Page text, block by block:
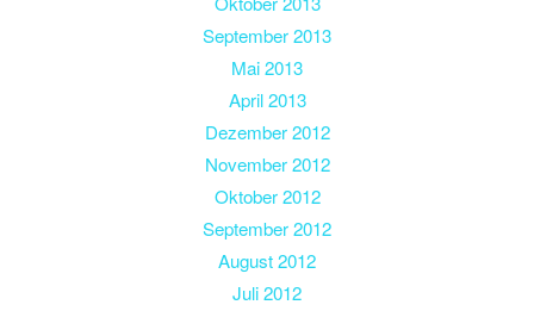
September 2013
Mai 2013
April 2013
Dezember 2012
November 2012
Oktober 2012
September 2012
August 2012
Juli 2012